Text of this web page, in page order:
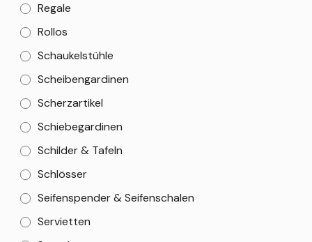
Regale
Rollos
Schaukelstühle
Scheibengardinen
Scherzartikel
Schiebegardinen
Schilder & Tafeln
Schlösser
Seifenspender & Seifenschalen
Servietten